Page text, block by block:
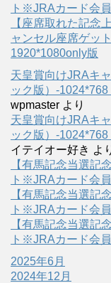
ト※JRAカード会
【座席取れた記念
ャンセル座席ゲッ
1920*1080only版
天皇賞向けJRAキ
ック版）-
wpmaster より
天皇賞向けJRAキ
ック版）-
イテイオー好き よ
【有馬記念当選記
ト※JRAカード会
【有馬記念当選記
ト※JRAカード会
【有馬記念当選記
ト※JRAカード会
2025年6月
2024年12月